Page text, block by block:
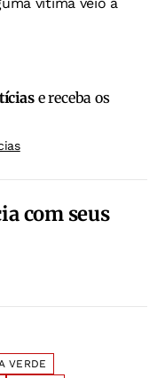
e receba os
com seus
VERDE